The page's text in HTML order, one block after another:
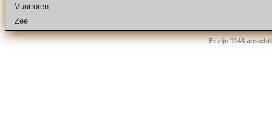
Vuurtoren.
Zee
Er zijn 1148